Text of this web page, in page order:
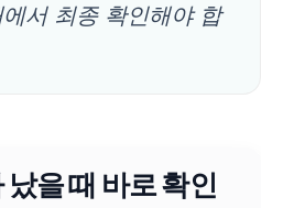
서 최종 확인해야 합
을 때 바로 확인